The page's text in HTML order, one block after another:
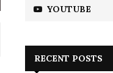
YOUTUBE
RECENT POSTS